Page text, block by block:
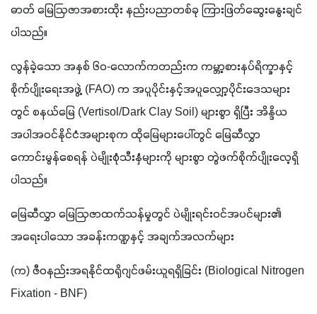
ဓာတ် မြေဩဇာအစားထိုး နည်းပညာတစ်ခု ကြားဖြတ်ဆွေးနွေးချင်
ပါသည်။
လွန်ခဲ့သော အနှစ် ၆၀-လောက်ကတည်းက ကမ္ဘာ့စားနပ်ရိက္ခာနှင့်
စိုက်ပျိုးရေးအဖွဲ့ (FAO) က အပူပိုင်းနှင့်အပူလျှော့ပိုင်းဒေသများ
တွင် စနယ်မြေ (Vertisol/Dark Clay Soil) များစွာ ရှိပြီး အိန္ဒိယ
အပါအဝင်နိုင်ငံအများစုက ထိုမြေများပေါ်တွင် မြေဆီလွှာ
ကောင်းမွန်စေရန် ပဲမျိုးစုံသီးနှံများကို များစွာ တွဲဖက်စိုက်ပျိုးလေ့ရှိ
ပါသည်။
မြေဆီလွှာ မြေဩဇာထက်သန်မှုတွင် ပဲမျိုးရင်းဝင်အပင်များ၏
အရေးပါသော အခန်းကဏ္ဍနှင့် အချက်အလက်များ
(က) ဇီဝနည်းအရနိုင်ထရိုဂျင်ဖမ်းယူရရှိခြင်း (Biological Nitrogen
Fixation - BNF)